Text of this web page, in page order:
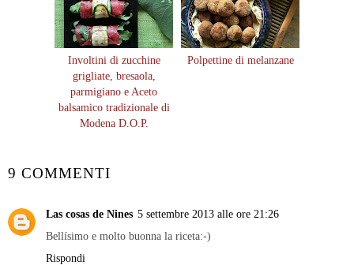
Involtini di zucchine
grigliate, bresaola,
parmigiano e Aceto
balsamico tradizionale di
Modena D.O.P.
Polpettine di melanzane
9 COMMENTI
Las cosas de Nines 5 settembre 2013 alle ore 21:26
Bellísimo e molto buonna la riceta:-)
Rispondi